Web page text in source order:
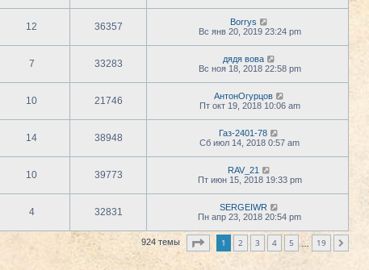
12 36357
Borrys
Вс янв 20, 2019 23:24 pm
7 33283
дядя вова
Вс ноя 18, 2018 22:58 pm
10 21746
АнтонОгурцов
Пт окт 19, 2018 10:06 am
14 38948
Газ-2401-78
Сб июл 14, 2018 0:57 am
10 39773
RAV_21
Пт июн 15, 2018 19:33 pm
4 32831
SERGEIWR
Пн апр 23, 2018 20:54 pm
924 темы Страница из19
1 2 3 4 5 19